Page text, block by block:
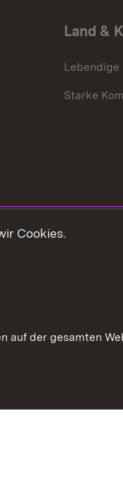
Land &
Lebendige
Starke
Cookies.
auf der gesamten